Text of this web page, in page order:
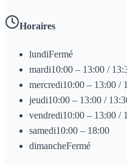
Horaires
lundiFermé
mardi10:00 – 13:00 /
mercredi10:00 – 13:00 /
jeudi10:00 – 13:00 /
vendredi10:00 – 13:00 /
samedi10:00 – 18:00
dimancheFermé